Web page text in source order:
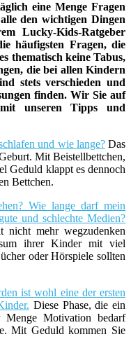
eine Menge Fragen
den wichtigen Dingen
Lucky-Kids-Ratgeber
häufigsten Fragen, die
thematisch keine Tabus,
die bei allen Kindern
stets verschieden und
finden. Wir Sie auf
unseren Tipps und
und wie lange?Das
Mit Beistellbettchen,
Geduld klappt es dennoch
Bettchen.
Wie lange darf mein
und schlechte Medien?
nicht mehr wegzudenken
ihrer Kinder mit viel
oder Hörspiele sollten
ist wohl eine der ersten
Diese Phase, die ein
Menge Motivation bedarf
Mit Geduld kommen Sie